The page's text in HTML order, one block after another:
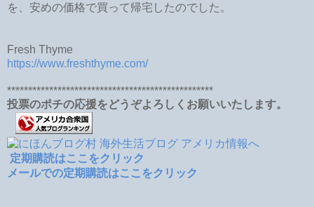
を、安めの価格で買って帰宅したのでした。
Fresh Thyme
https://www.freshthyme.com/
*************************************************
投票のポチの応援をどうぞよろしくお願いいたします。
定期購読はここをクリック
メールでの定期購読はここをクリック